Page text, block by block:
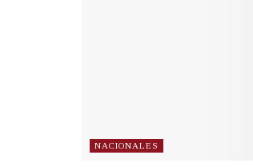
NACIONALES